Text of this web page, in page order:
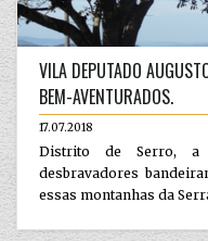
VILA DEPUTADO
BEM-AVENTURADOS.
17.07.2018
Distrito de Serro, a
desbravadores
essas montanhas da